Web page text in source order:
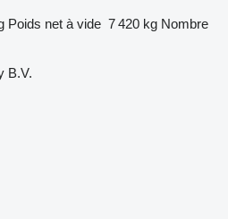
Poids net à vide 7 420 kg Nombre
B.V.